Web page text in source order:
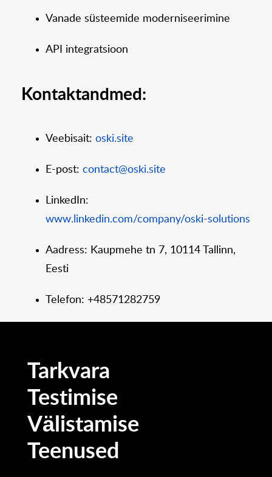
Vanade süsteemide moderniseerimine
API integratsioon
Kontaktandmed:
Veebisait: oski.site
E-post: contact@oski.site
LinkedIn:
www.linkedin.com/company/oski-solutions
Aadress: Kaupmehe tn 7, 10114 Tallinn,
Eesti
Telefon: +48571282759
Tarkvara
Testimise
Välistamise
Teenused